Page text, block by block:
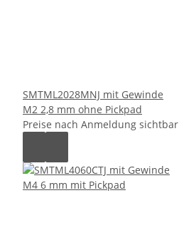
SMTML2028MNJ mit Gewinde
M2 2,8 mm ohne Pickpad
Preise nach Anmeldung sichtbar